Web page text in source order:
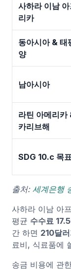
사하라 이남
리카
동아시아 & 태
양
남아시아
라틴 아메리카
카리브해
SDG 10.c 목표
출처: 세계은행
사하라 이남 아
평균 수수료
간 하면 210달
료비, 식료품에
송금 비용에 관